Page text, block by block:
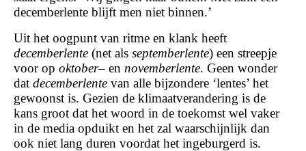
decemberlente blijft men niet binnen.’
Uit het oogpunt van ritme en klank heeft
decemberlente (net als septemberlente) een streepje
voor op oktober– en novemberlente. Geen wonder
dat decemberlente van alle bijzondere ‘lentes’ het
gewoonst is. Gezien de klimaatverandering is de
kans groot dat het woord in de toekomst wel vaker
in de media opduikt en het zal waarschijnlijk dan
ook niet lang duren voordat het ingeburgerd is.